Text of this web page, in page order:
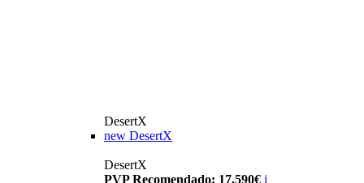
DesertX
new DesertX
DesertX
PVP Recomendado: 17.590€ i